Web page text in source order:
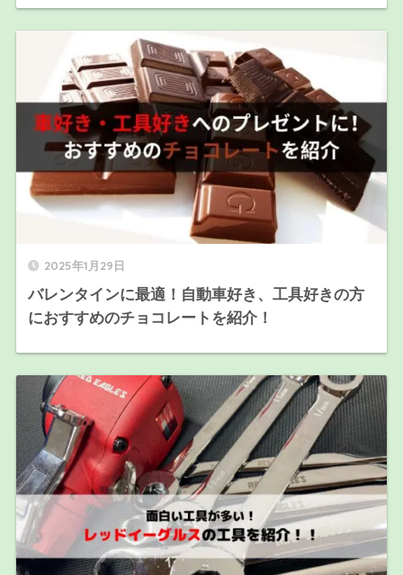
2025年1月29日
バレンタインに最適！自動車好き、工具好きの方
におすすめのチョコレートを紹介！